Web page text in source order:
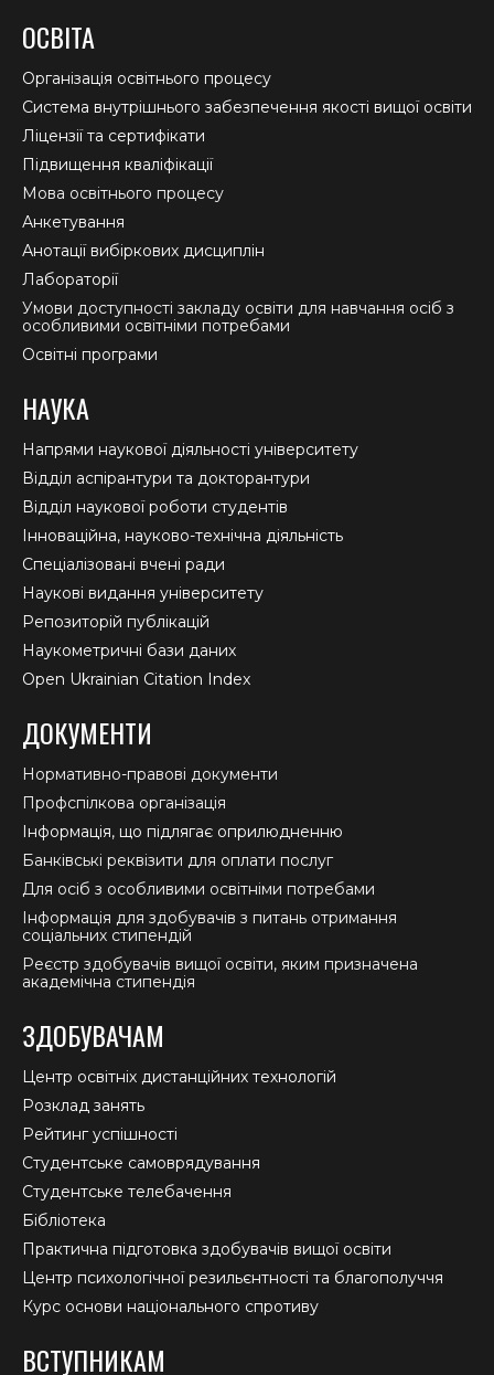
opens
in
new
window
opens
in
new
window
in
new
window
ОСВІТА
Організація освітнього процесу
Система внутрішнього забезпечення якості вищої освіти
Ліцензії та сертифікати
Підвищення кваліфікації
Мова освітнього процесу
Анкетування
Анотації вибіркових дисциплін
Лабораторії
Умови доступності закладу освіти для навчання осіб з
особливими освітніми потребами
Освітні програми
НАУКА
Напрями наукової діяльності університету
Відділ аспірантури та докторантури
Відділ наукової роботи студентів
Інноваційна, науково-технічна діяльність
Спеціалізовані вчені ради
Наукові видання університету
Репозиторій публікацій
Наукометричні бази даних
Open Ukrainian Citation Index
ДОКУМЕНТИ
Нормативно-правові документи
Профспілкова організація
Інформація, що підлягає оприлюдненню
Банківські реквізити для оплати послуг
Для осіб з особливими освітніми потребами
Інформація для здобувачів з питань отримання
соціальних стипендій
Реєстр здобувачів вищої освіти, яким призначена
академічна стипендія
ЗДОБУВАЧАМ
Центр освітніх дистанційних технологій
Розклад занять
Рейтинг успішності
Студентське самоврядування
Студентське телебачення
Бібліотека
Практична підготовка здобувачів вищої освіти
Центр психологічної резильєнтності та благополуччя
Курс основи національного спротиву
ВСТУПНИКАМ